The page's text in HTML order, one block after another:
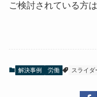
ご検討されている方
解決事例 労働 スライダ